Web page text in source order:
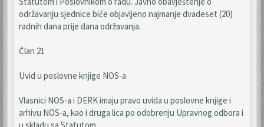
održavanju sjednice biće objavljeno najmanje dvadeset (20)
radnih dana prije dana održavanja.
Član 21
Uvid u poslovne knjige NOS-a
Vlasnici NOS-a i DERK imaju pravo uvida u poslovne knjige i
arhivu NOS-a, kao i druga lica po odobrenju Upravnog odbora i